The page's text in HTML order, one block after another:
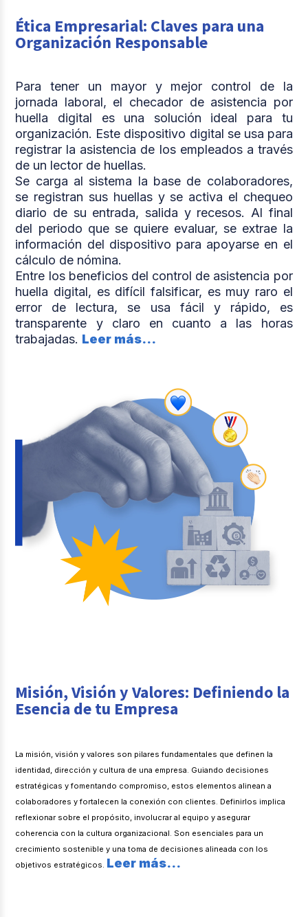
Ética Empresarial: Claves para una
Organización Responsable
Para tener un mayor y mejor control de la
jornada laboral, el checador de asistencia por
huella digital es una solución ideal para tu
organización. Este dispositivo digital se usa para
registrar la asistencia de los empleados a través
de un lector de huellas.
Se carga al sistema la base de colaboradores,
se registran sus huellas y se activa el chequeo
diario de su entrada, salida y recesos. Al final
del periodo que se quiere evaluar, se extrae la
información del dispositivo para apoyarse en el
cálculo de nómina.
Entre los beneficios del control de asistencia por
huella digital, es difícil falsificar, es muy raro el
error de lectura, se usa fácil y rápido, es
transparente y claro en cuanto a las horas
trabajadas. Leer más...
Misión, Visión y Valores: Definiendo la
Esencia de tu Empresa
La misión, visión y valores son pilares fundamentales que definen la
identidad, dirección y cultura de una empresa. Guiando decisiones
estratégicas y fomentando compromiso, estos elementos alinean a
colaboradores y fortalecen la conexión con clientes. Definirlos implica
reflexionar sobre el propósito, involucrar al equipo y asegurar
coherencia con la cultura organizacional. Son esenciales para un
crecimiento sostenible y una toma de decisiones alineada con los
objetivos estratégicos. Leer más...